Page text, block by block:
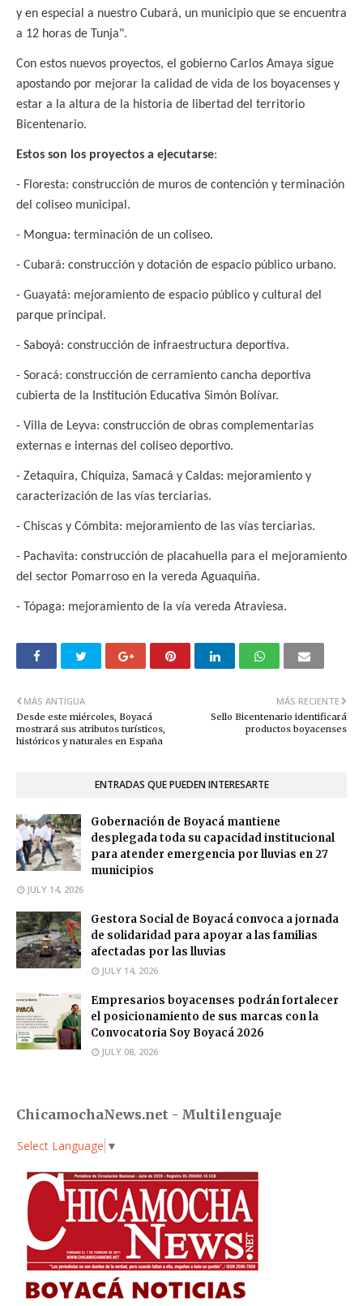
y en especial a nuestro Cubará, un municipio que se encuentra
a 12 horas de Tunja".
Con estos nuevos proyectos, el gobierno Carlos Amaya sigue
apostando por mejorar la calidad de vida de los boyacenses y
estar a la altura de la historia de libertad del territorio
Bicentenario.
Estos son los proyectos a ejecutarse:
- Floresta: construcción de muros de contención y terminación
del coliseo municipal.
- Mongua: terminación de un coliseo.
- Cubará: construcción y dotación de espacio público urbano.
- Guayatá: mejoramiento de espacio público y cultural del
parque principal.
- Saboyá: construcción de infraestructura deportiva.
- Soracá: construcción de cerramiento cancha deportiva
cubierta de la Institución Educativa Simón Bolívar.
- Villa de Leyva: construcción de obras complementarias
externas e internas del coliseo deportivo.
- Zetaquira, Chíquiza, Samacá y Caldas: mejoramiento y
caracterización de las vías terciarias.
- Chiscas y Cómbita: mejoramiento de las vías terciarias.
- Pachavita: construcción de placahuella para el mejoramiento
del sector Pomarroso en la vereda Aguaquiña.
- Tópaga: mejoramiento de la vía vereda Atraviesa.
MÁS RECIENTE
Sello Bicentenario identificará
productos boyacenses
MÁS ANTIGUA
Desde este miércoles, Boyacá
mostrará sus atributos turísticos,
históricos y naturales en España
ENTRADAS QUE PUEDEN INTERESARTE
Gobernación de Boyacá mantiene
desplegada toda su capacidad institucional
para atender emergencia por lluvias en 27
municipios
JULY 14, 2026
Gestora Social de Boyacá convoca a jornada
de solidaridad para apoyar a las familias
afectadas por las lluvias
JULY 14, 2026
Empresarios boyacenses podrán fortalecer
el posicionamiento de sus marcas con la
Convocatoria Soy Boyacá 2026
JULY 08, 2026
ChicamochaNews.net - Multilenguaje
Select Language ▼